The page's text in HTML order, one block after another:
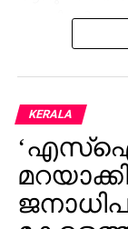
നടപടികള്‍
KERALA